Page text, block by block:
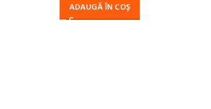
ADAUGĂ ÎN COȘ